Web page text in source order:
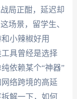
局正酣，延迟却
场景，留学生、
小辣椒好用
具曾经是选择
依赖某个“神器”
络跨境的高延
解一下，如何